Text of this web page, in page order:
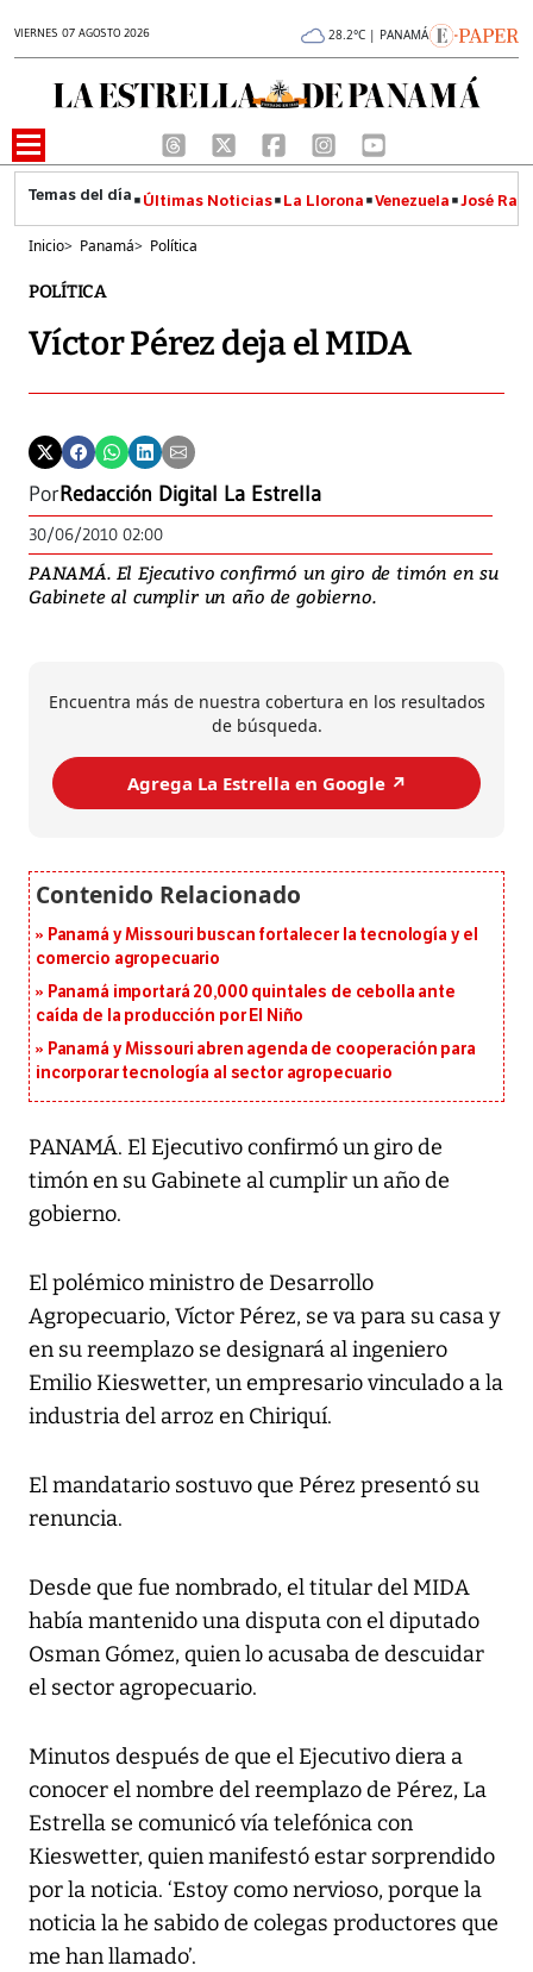
VIERNES 07 AGOSTO 2026 28.2°C | PANAMÁ
Últimas Noticias La Llorona Venezuela José
Inicio> Panamá> Política
POLÍTICA
Víctor Pérez deja el MIDA
PorRedacción Digital La Estrella
30/06/2010 02:00
PANAMÁ. El Ejecutivo confirmó un giro de timón en su
Gabinete al cumplir un año de gobierno.
Encuentra más de nuestra cobertura en los resultados
de búsqueda.
Agrega La Estrella en Google ↗️
Panamá y Missouri buscan fortalecer la tecnología y el
comercio agropecuario
Panamá importará 20,000 quintales de cebolla ante
caída de la producción por El Niño
Panamá y Missouri abren agenda de cooperación para
incorporar tecnología al sector agropecuario
PANAMÁ. El Ejecutivo confirmó un giro de
timón en su Gabinete al cumplir un año de
gobierno.
El polémico ministro de Desarrollo
Agropecuario, Víctor Pérez, se va para su casa y
en su reemplazo se designará al ingeniero
Emilio Kieswetter, un empresario vinculado a la
industria del arroz en Chiriquí.
El mandatario sostuvo que Pérez presentó su
renuncia.
Desde que fue nombrado, el titular del MIDA
había mantenido una disputa con el diputado
Osman Gómez, quien lo acusaba de descuidar
el sector agropecuario.
Minutos después de que el Ejecutivo diera a
conocer el nombre del reemplazo de Pérez, La
Estrella se comunicó vía telefónica con
Kieswetter, quien manifestó estar sorprendido
por la noticia. ‘Estoy como nervioso, porque la
noticia la he sabido de colegas productores que
me han llamado’.